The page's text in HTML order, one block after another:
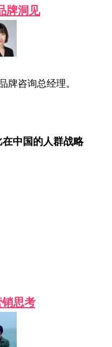
牌洞见
牌咨询总经理。
中国的人群战略
思考